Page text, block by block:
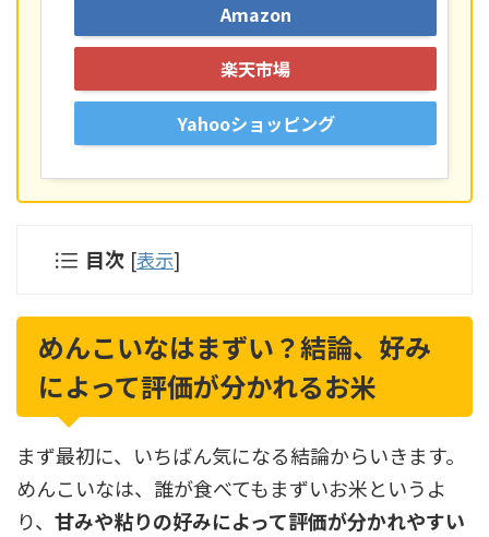
Amazon
楽天市場
Yahooショッピング
目次 [表示]
めんこいなはまずい？結論、好み
によって評価が分かれるお米
まず最初に、いちばん気になる結論からいきます。
めんこいなは、誰が食べてもまずいお米というよ
り、 甘みや粘りの好みによって評価が分かれやすい